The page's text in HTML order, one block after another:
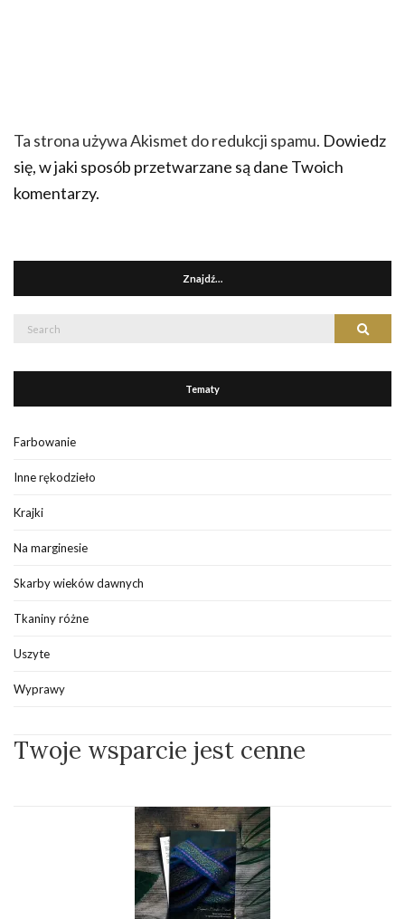
Ta strona używa Akismet do redukcji spamu. Dowiedz
się, w jaki sposób przetwarzane są dane Twoich
komentarzy.
Znajdź…
Search
Tematy
Farbowanie
Inne rękodzieło
Krajki
Na marginesie
Skarby wieków dawnych
Tkaniny różne
Uszyte
Wyprawy
Twoje wsparcie jest cenne